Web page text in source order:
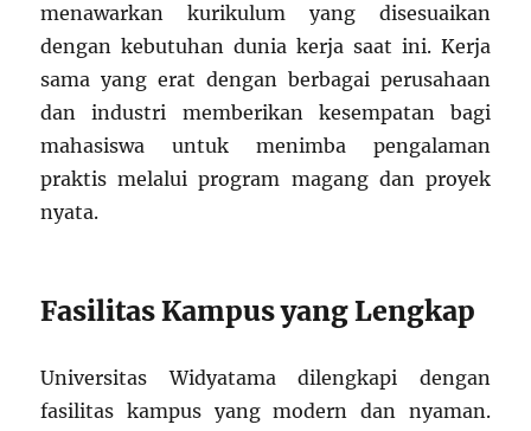
menawarkan kurikulum yang disesuaikan
dengan kebutuhan dunia kerja saat ini. Kerja
sama yang erat dengan berbagai perusahaan
dan industri memberikan kesempatan bagi
mahasiswa untuk menimba pengalaman
praktis melalui program magang dan proyek
nyata.
Fasilitas Kampus yang Lengkap
Universitas Widyatama dilengkapi dengan
fasilitas kampus yang modern dan nyaman.